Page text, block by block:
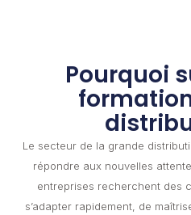
Pourquoi
Le secteur de la grande
répondre aux nouvelles
entreprises recherchent des
s’adapter rapidement, de